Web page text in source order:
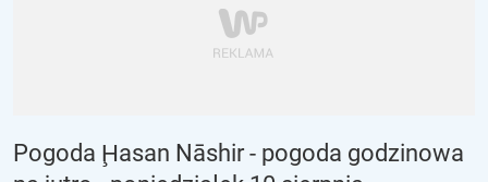
Pogoda Ḩasan Nāshir - pogoda godzinowa